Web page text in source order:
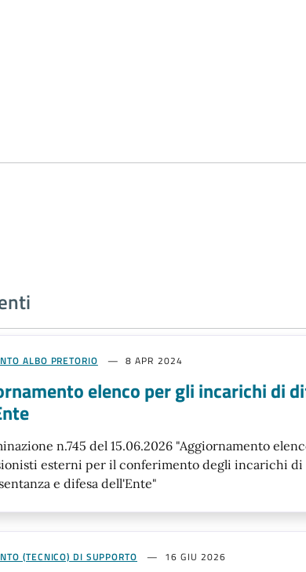
ALBO PRETORIO 8 APR 2024
elenco per gli incarichi di
n.745 del 15.06.2026 "Aggiornamento
esterni per il conferimento degli incarichi di
e difesa dell'Ente"
(TECNICO) DI SUPPORTO 16 GIU 2026